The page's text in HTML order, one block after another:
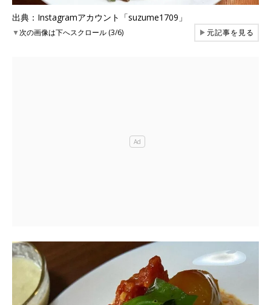
出典：Instagramアカウント「suzume1709」
▼次の画像は下へスクロール (3/6) ▶元記事を見る